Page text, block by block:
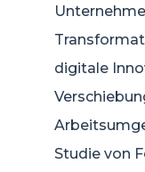
digitale
Studie von